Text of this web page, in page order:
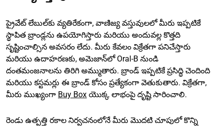
ప్రైవేట్ లేబుల్‌కు వ్యతిరేకంగా, వాణిజ్య వస్తువులలో మీరు ఇప్పటికే
స్థాపిత బ్రాండ్లను ఉపయోగిస్తారు మరియు అందువల్ల కొత్తది
సృష్టించాల్సిన అవసరం లేదు. మీరు కేవలం విక్రేతగా పనిచేస్తారు
మరియు ఉదాహరణకు, అమెజాన్‌లో Oral-B నుండి
దంతమంజనాలను తిరిగి అమ్ముతారు. బ్రాండ్ ఇప్పటికే ప్రసిద్ధి చెందింది
మరియు కస్టమర్లు ఈ బ్రాండ్ కోసం ప్రత్యేకంగా వెతుకుతారు. విక్రేతగా,
మీరు ముఖ్యంగా Buy Box యొక్క లాభంపై దృష్టి సారించాలి.
రెండు ఉత్పత్తి రకాల నిర్వచనంలోనే మీరు మొదటి చూపులో కొన్ని